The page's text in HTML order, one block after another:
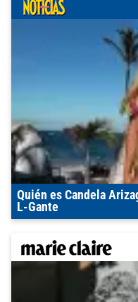
Quién es Candela
L-Gante